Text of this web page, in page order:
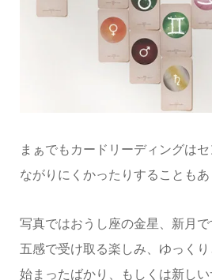
まぁでもカードリーディングは
ながりにくかったりすることもあ
写真ではおうし座の金星、新月で
五感で受け取る楽しみ、ゆっく
始まったばかり、もしくは新し